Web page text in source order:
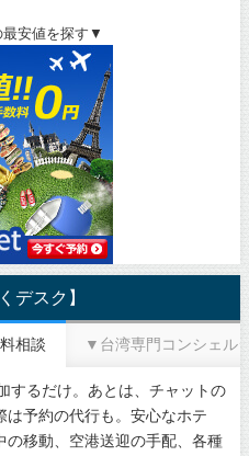
安値を探す▼
デスク】
相談 ▼台湾専門コンシェル
するだけ。あとは、チャットの
は予約の代行も。安心なホテ
の移動、空港送迎の手配、各種